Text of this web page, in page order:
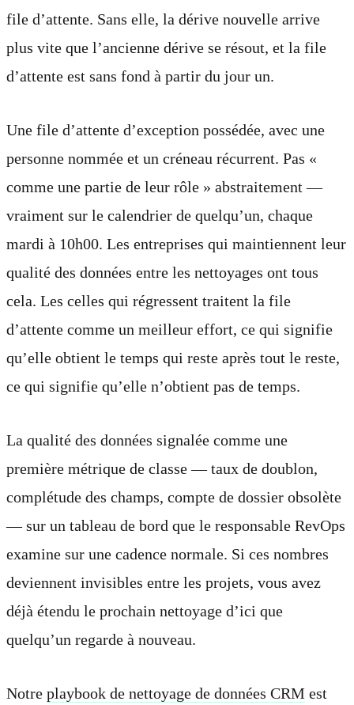
file d’attente. Sans elle, la dérive nouvelle arrive
plus vite que l’ancienne dérive se résout, et la file
d’attente est sans fond à partir du jour un.
Une file d’attente d’exception possédée, avec une
personne nommée et un créneau récurrent. Pas «
comme une partie de leur rôle » abstraitement —
vraiment sur le calendrier de quelqu’un, chaque
mardi à 10h00. Les entreprises qui maintiennent leur
qualité des données entre les nettoyages ont tous
cela. Les celles qui régressent traitent la file
d’attente comme un meilleur effort, ce qui signifie
qu’elle obtient le temps qui reste après tout le reste,
ce qui signifie qu’elle n’obtient pas de temps.
La qualité des données signalée comme une
première métrique de classe — taux de doublon,
complétude des champs, compte de dossier obsolète
— sur un tableau de bord que le responsable RevOps
examine sur une cadence normale. Si ces nombres
deviennent invisibles entre les projets, vous avez
déjà étendu le prochain nettoyage d’ici que
quelqu’un regarde à nouveau.
Notre playbook de nettoyage de données CRM est